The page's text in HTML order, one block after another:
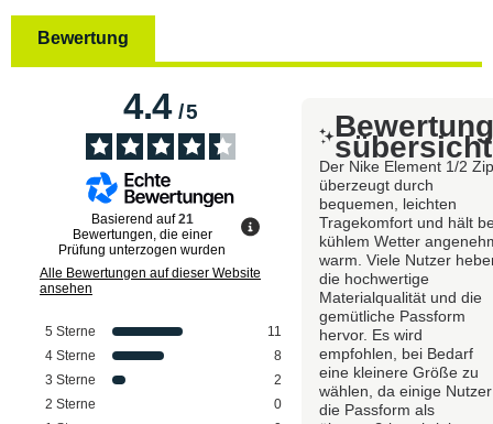
Bewertung
4.4/5
Basierend auf21
Bewertungen, die einer
Prüfung unterzogen wurden
Alle Bewertungen auf dieser Website
ansehen
5 Sterne
11
4 Sterne
8
3 Sterne
2
2 Sterne
0
sübersicht
Der Nike Element 1/2
überzeugt durch
bequemen, leichten
Tragekomfort und hält
kühlem Wetter
warm. Viele Nutzer
die hochwertige
Materialqualität und die
gemütliche Passform
hervor. Es wird
empfohlen, bei Bedarf
eine kleinere Größe zu
wählen, da einige Nutzer
die Passform als